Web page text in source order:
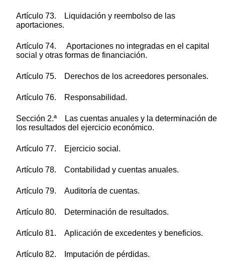
Artículo 73. Liquidación y reembolso de las
aportaciones.
Artículo 74. Aportaciones no integradas en el capital
social y otras formas de financiación.
Artículo 75. Derechos de los acreedores personales.
Artículo 76. Responsabilidad.
Sección 2.ª Las cuentas anuales y la determinación de
los resultados del ejercicio económico.
Artículo 77. Ejercicio social.
Artículo 78. Contabilidad y cuentas anuales.
Artículo 79. Auditoría de cuentas.
Artículo 80. Determinación de resultados.
Artículo 81. Aplicación de excedentes y beneficios.
Artículo 82. Imputación de pérdidas.